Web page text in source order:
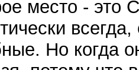
место - это
Но когда